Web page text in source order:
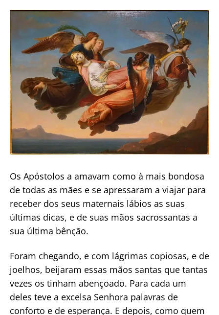
Os Apóstolos a amavam como à mais bondosa
de todas as mães e se apressaram a viajar para
receber dos seus maternais lábios as suas
últimas dicas, e de suas mãos sacrossantas a
sua última bênção.
Foram chegando, e com lágrimas copiosas, e de
joelhos, beijaram essas mãos santas que tantas
vezes os tinham abençoado. Para cada um
deles teve a excelsa Senhora palavras de
conforto e de esperança. E depois, como quem